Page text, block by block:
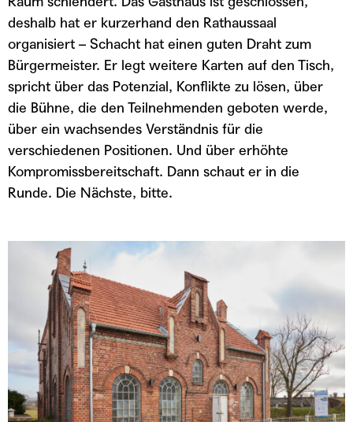
deshalb hat er kurzerhand den Rathaussaal
organisiert – Schacht hat einen guten Draht zum
Bürgermeister. Er legt weitere Karten auf den Tisch,
spricht über das Potenzial, Konflikte zu lösen, über
die Bühne, die den Teilnehmenden geboten werde,
über ein wachsendes Verständnis für die
verschiedenen Positionen. Und über erhöhte
Kompromissbereitschaft. Dann schaut er in die
Runde. Die Nächste, bitte.